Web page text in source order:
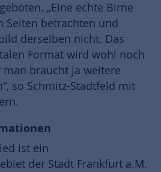
„Eine echte Birne
Seiten betrachten und
derselben nicht. Das
Format wird wohl noch
man braucht ja weitere
so Schmitz-Stadtfeld mit
ist ein
der Stadt Frankfurt a.M.